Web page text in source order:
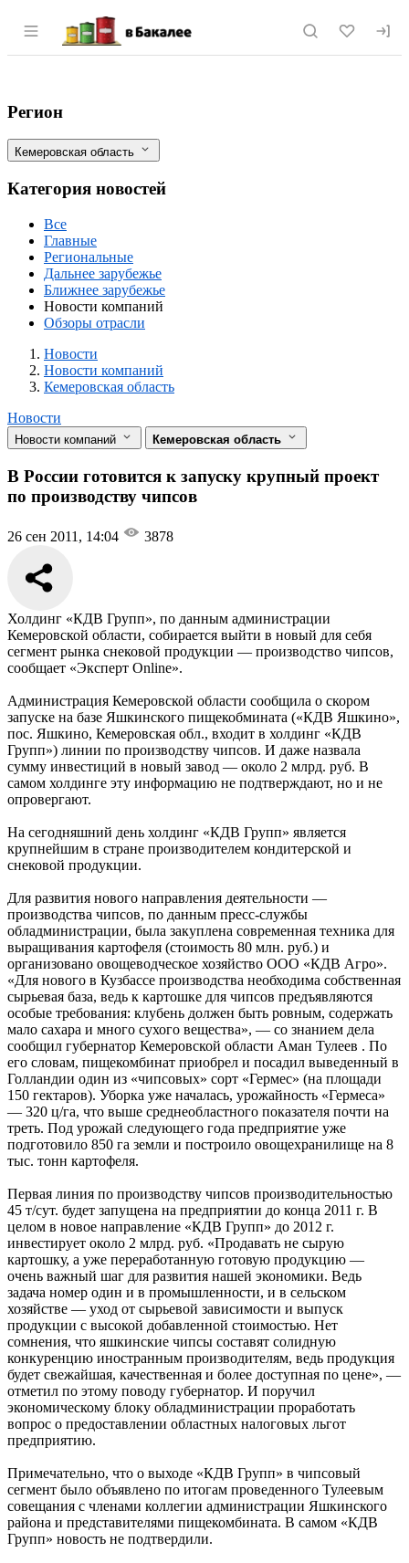
Раздел навигации по сайту vbakalee.ru
В России готовится к запуску крупный
Фильтры
Регион
Кемеровская область
Категория новостей
Все
Главные
Региональные
Дальнее зарубежье
Ближнее зарубежье
Новости компаний
Обзоры отрасли
Новости
Разделы
Новости
Новости компаний
Кемеровская область
Новости
Новости компаний Кемеровская область
В России готовится к запуску крупный проект
по производству чипсов
26 сен 2011, 14:04 3878
Холдинг «КДВ Групп», по данным администрации
Кемеровской области, собирается выйти в новый для себя
сегмент рынка снековой продукции — производство чипсов,
сообщает «Эксперт Online».
Администрация Кемеровской области сообщила о скором
запуске на базе Яшкинского пищекобмината («КДВ Яшкино»,
пос. Яшкино, Кемеровская обл., входит в холдинг «КДВ
Групп») линии по производству чипсов. И даже назвала
сумму инвестиций в новый завод — около 2 млрд. руб. В
самом холдинге эту информацию не подтверждают, но и не
опровергают.
На сегодняшний день холдинг «КДВ Групп» является
крупнейшим в стране производителем кондитерской и
снековой продукции.
Для развития нового направления деятельности —
производства чипсов, по данным пресс-службы
обладминистрации, была закуплена современная техника для
выращивания картофеля (стоимость 80 млн. руб.) и
организовано овощеводческое хозяйство ООО «КДВ Агро».
«Для нового в Кузбассе производства необходима собственная
сырьевая база, ведь к картошке для чипсов предъявляются
особые требования: клубень должен быть ровным, содержать
мало сахара и много сухого вещества», — со знанием дела
сообщил губернатор Кемеровской области Аман Тулеев . По
его словам, пищекомбинат приобрел и посадил выведенный в
Голландии один из «чипсовых» сорт «Гермес» (на площади
150 гектаров). Уборка уже началась, урожайность «Гермеса»
— 320 ц/га, что выше среднеобластного показателя почти на
треть. Под урожай следующего года предприятие уже
подготовило 850 га земли и построило овощехранилище на 8
тыс. тонн картофеля.
Первая линия по производству чипсов производительностью
45 т/сут. будет запущена на предприятии до конца 2011 г. В
целом в новое направление «КДВ Групп» до 2012 г.
инвестирует около 2 млрд. руб. «Продавать не сырую
картошку, а уже переработанную готовую продукцию —
очень важный шаг для развития нашей экономики. Ведь
задача номер один и в промышленности, и в сельском
хозяйстве — уход от сырьевой зависимости и выпуск
продукции с высокой добавленной стоимостью. Нет
сомнения, что яшкинские чипсы составят солидную
конкуренцию иностранным производителям, ведь продукция
будет свежайшая, качественная и более доступная по цене», —
отметил по этому поводу губернатор. И поручил
экономическому блоку обладминистрации проработать
вопрос о предоставлении областных налоговых льгот
предприятию.
Примечательно, что о выходе «КДВ Групп» в чипсовый
сегмент было объявлено по итогам проведенного Тулеевым
совещания с членами коллегии администрации Яшкинского
района и представителями пищекомбината. В самом «КДВ
Групп» новость не подтвердили.